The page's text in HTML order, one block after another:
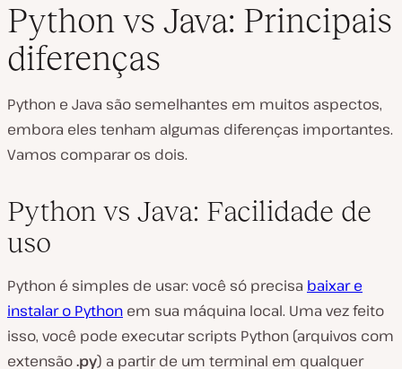
Python vs Java: Principais
diferenças
Python e Java são semelhantes em muitos aspectos,
embora eles tenham algumas diferenças importantes.
Vamos comparar os dois.
Python vs Java: Facilidade de
uso
Python é simples de usar: você só precisa baixar e
instalar o Python em sua máquina local. Uma vez feito
isso, você pode executar scripts Python (arquivos com
extensão.py) a partir de um terminal em qualquer